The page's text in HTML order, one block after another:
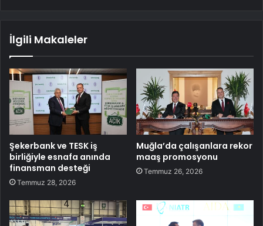
İlgili Makaleler
Şekerbank ve TESK iş
birliğiyle esnafa anında
finansman desteği
Temmuz 28, 2026
Muğla’da çalışanlara rekor
maaş promosyonu
Temmuz 26, 2026